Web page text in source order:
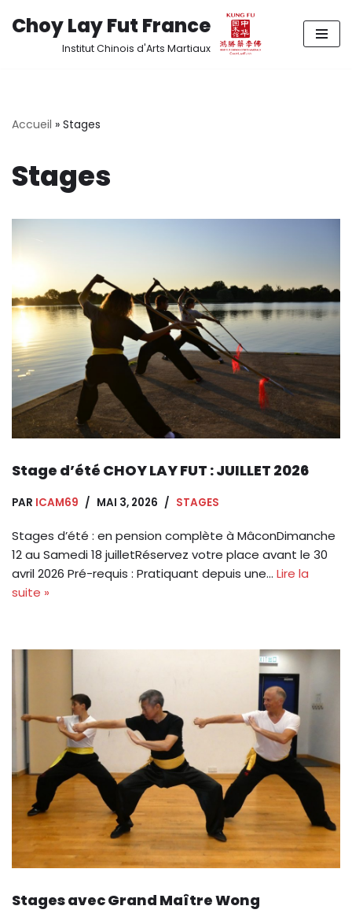
Choy Lay Fut France
Institut Chinois d'Arts Martiaux
Accueil » Stages
Stages
Stage d’été CHOY LAY FUT : JUILLET 2026
PAR ICAM69 MAI 3, 2026 STAGES
Stages d’été : en pension complète à MâconDimanche
12 au Samedi 18 juilletRéservez votre place avant le 30
avril 2026 Pré-requis : Pratiquant depuis une… Lire la
suite »
Stages avec Grand Maître Wong